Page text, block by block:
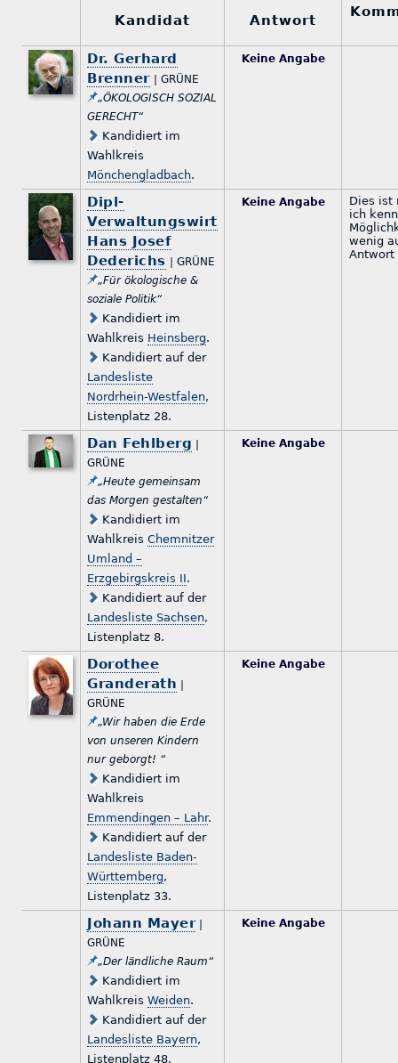
Kandidat Antwort
Dr. Gerhard
Brenner| GRÜNE
„ÖKOLOGISCH SOZIAL
GERECHT“
Kandidiert im
Wahlkreis
Mönchengladbach.
Keine Angabe
Dipl-
Verwaltungswirt
Hans Josef
Dederichs | GRÜNE
„Für ökologische &
soziale Politik“
Kandidiert im
Wahlkreis Heinsberg.
Kandidiert auf der
Landesliste
Nordrhein-Westfalen,
Listenplatz 28.
Keine Angabe
Dies ist
ich
wenig
Antwort
Dan Fehlberg
GRÜNE
„Heute gemeinsam
das Morgen gestalten“
Kandidiert im
WahlkreisChemnitzer
Umland –
Erzgebirgskreis II.
Kandidiert auf der
Landesliste Sachsen,
Listenplatz 8.
Keine Angabe
Dorothee
Granderath
GRÜNE
„Wir haben die Erde
von unseren Kindern
nur geborgt! “
Kandidiert im
Wahlkreis
Emmendingen – Lahr.
Kandidiert auf der
Landesliste Baden-
Württemberg,
Listenplatz 33.
Keine Angabe
Johann Mayer|
GRÜNE
„Der ländliche Raum“
Kandidiert im
WahlkreisWeiden.
Kandidiert auf der
Landesliste Bayern,
Listenplatz 48.
Keine Angabe